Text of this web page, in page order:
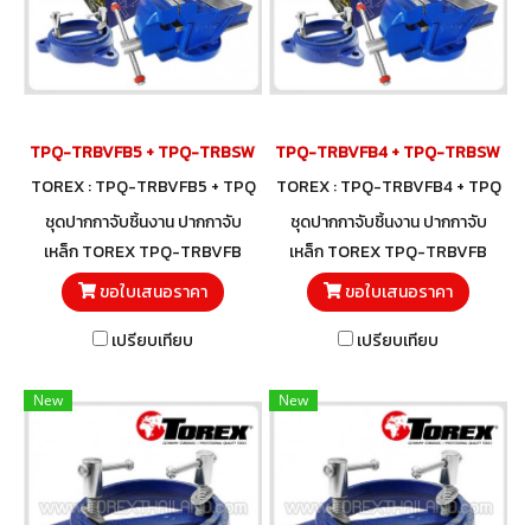
TPQ-TRBVFB5 + TPQ-TRBSWV5 ชุดปากกาจับชิ้นงาน 125 มม. (5") พร้
TOREX : TPQ-TRBVFB5 + TPQ
-TRBSWV5
ชุดปากกาจับชิ้นงาน ปากกาจับ
เหล็ก TOREX TPQ-TRBVFB
พร้อมฐานหมุนรอบ 360 องศา
TPQ-TRBSWV สำหรับใช้กับ
ปากกาจับชิ้นงาน TOREX ชุด
ขอใบเสนอราคา
เปรียบเทียบ
TPQ-TRBVFB4 + TPQ-
TOREX : TPQ-TRBVFB4 + TPQ
-TRBSWV4
ชุดปากกาจับชิ้นงาน ปากกาจับ
เหล็ก TOREX TPQ-TRBVFB
พร้อมฐานหมุนรอบ 360 องศา
TPQ-TRBSWV สำหรับใช้กับ
ปากกาจับชิ้นงาน TOREX ชุด
ขอใบเสนอราคา
เปรียบเทียบ
New New